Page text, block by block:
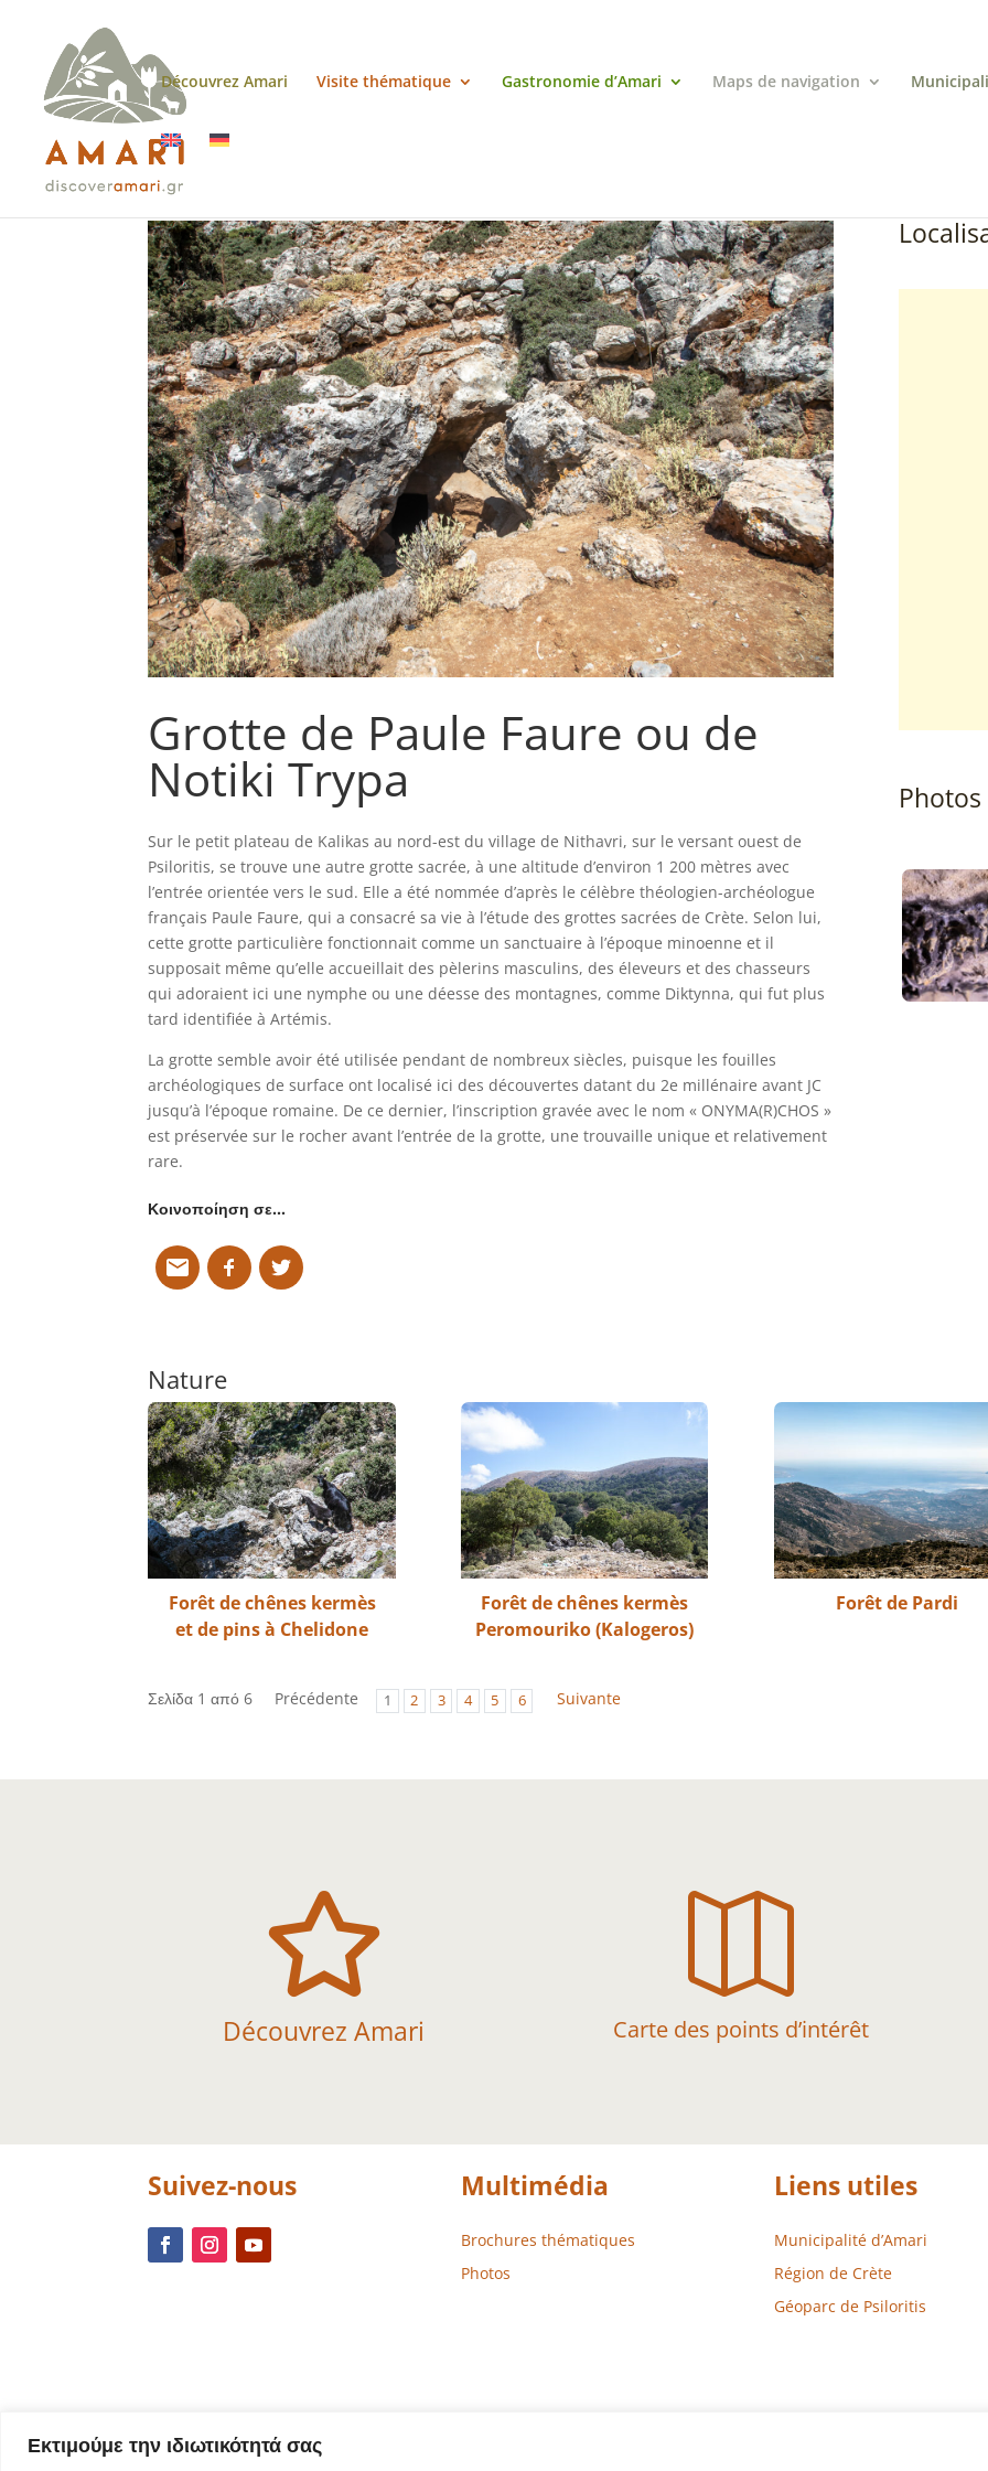
Εκτιμούμε την ιδιωτικότητά σας
Découvrez Amari Visite thématique Gastronomie d’Amari Maps de navigation
Grotte de Paule Faure ou de
Notiki Trypa
Sur le petit plateau de Kalikas au nord-est du village de Nithavri, sur le versant ouest de
Psiloritis, se trouve une autre grotte sacrée, à une altitude d’environ 1 200 mètres avec
l’entrée orientée vers le sud. Elle a été nommée d’après le célèbre théologien-archéologue
français Paule Faure, qui a consacré sa vie à l’étude des grottes sacrées de Crète. Selon lui,
cette grotte particulière fonctionnait comme un sanctuaire à l’époque minoenne et il
supposait même qu’elle accueillait des pèlerins masculins, des éleveurs et des chasseurs
qui adoraient ici une nymphe ou une déesse des montagnes, comme Diktynna, qui fut plus
tard identifiée à Artémis.
La grotte semble avoir été utilisée pendant de nombreux siècles, puisque les fouilles
archéologiques de surface ont localisé ici des découvertes datant du 2e millénaire avant JC
jusqu’à l’époque romaine. De ce dernier, l’inscription gravée avec le nom « ONYMA(R)CHOS »
est préservée sur le rocher avant l’entrée de la grotte, une trouvaille unique et relativement
rare.
Κοινοποίηση σε…
Photos
Nature
Forêt de chênes kermès
et de pins à Chelidone
Forêt de chênes kermès
Peromouriko (Kalogeros)
Forêt de Pardi
Σελίδα 1 από 6 Précédente 1 2 3 4 5 6 Suivante

Découvrez Amari

Carte des points d’intérêt
Suivez-nous Multimédia
Brochures thématiques
Photos
Liens utiles
Municipalité d’Amari
Région de Crète
Géoparc de Psiloritis